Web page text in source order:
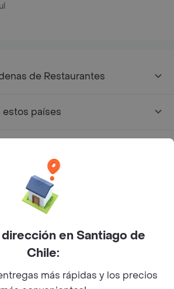
de Restaurantes
estos países
Google play
cerca de tien Santiago de
Chile:
más rápidas y los precios